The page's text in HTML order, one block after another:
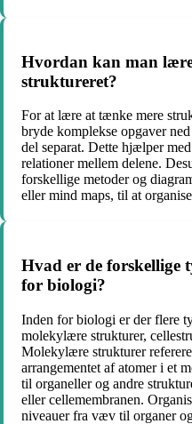
Hvordan kan man
struktureret?
For at lære at tænke mere
bryde komplekse opgaver
del separat. Dette hjælper
relationer mellem delene.
forskellige metoder og
eller mind maps, til at
Hvad er de forskellige
for biologi?
Inden for biologi er der flere
molekylære strukturer,
Molekylære strukturer
arrangementet af atomer i et
til organeller og andre
eller cellemembranen.
niveauer fra væv til organer